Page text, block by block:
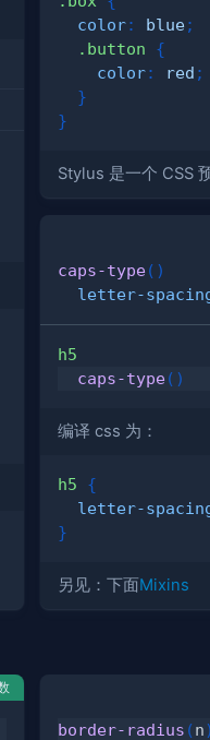
color: blue;
.button {
color: red ;
}
}
Stylus 是一个 CSS
caps-type( )
letter-
h5
caps-type( )
编译 css 为：
h5
{
letter-
}
另见：下面Mixins
border-radius (n)